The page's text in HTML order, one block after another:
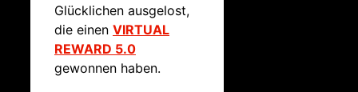
Glücklichen ausgelost,
die einen VIRTUAL
REWARD 5.0
gewonnen haben.